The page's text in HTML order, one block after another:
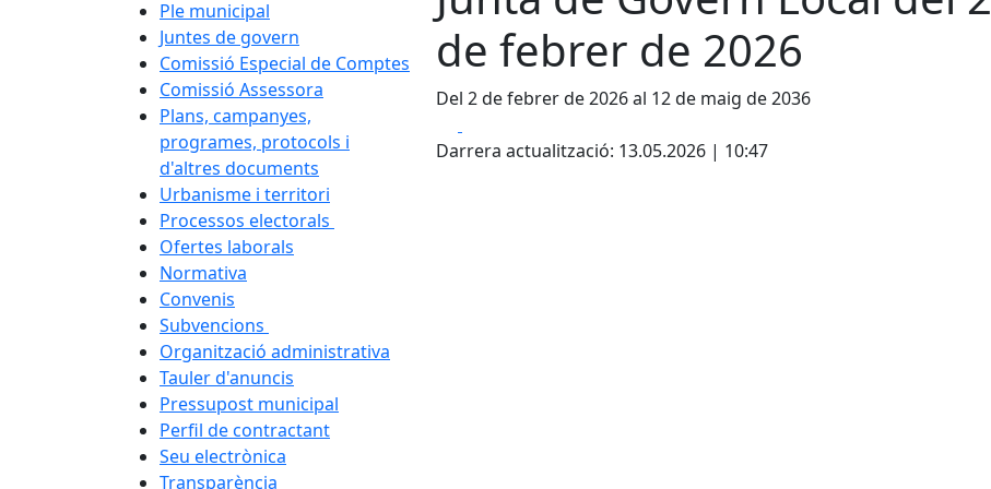
Ple municipal
Juntes de govern
Comissió Especial de Comptes
Comissió Assessora
Plans, campanyes,
programes, protocols i
d'altres documents
Urbanisme i territori
Processos electorals
Ofertes laborals
Normativa
Convenis
Subvencions
Organització administrativa
Tauler d'anuncis
Pressupost municipal
Perfil de contractant
Seu electrònica
Transparència
de febrer de 2026
Del 2 de febrer de 2026 al 12 de maig de 2036
Darrera actualització: 13.05.2026 | 10:47